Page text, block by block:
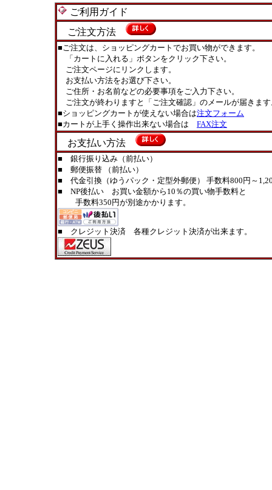
ご利用ガイド
ご注文方法
■ご注文は、ショッピングカートでお買い物ができます。
「カートに入れる」ボタンをクリック下さい。
ご注文ページにリンクします。
お支払い方法をお選び下さい。
ご住所・お名前などの必要事項をご入力下さい。
ご注文が終わりますと「ご注文確認」のメールが届きま
■ショッピングカートが使えない場合は注文フォーム
■カートが上手く操作出来ない場合は FAX注文
お支払い方法
■ 銀行振り込み（前払い）
■ 郵便振替 （前払い）
■ 代金引換（ゆうパック・定型外郵便） 手数料800円～
■ NP後払い お買い金額から10％の買い物手数料と
手数料350円が別途かかります。
■ クレジット決済 各種クレジット決済が出来ます。